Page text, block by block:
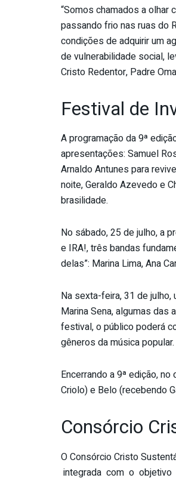
“Somos chamados a
passando frio nas ruas do
condições de adquirir um
de vulnerabilidade social,
Cristo Redentor, Padre
Festival de
A programação da 9ª
apresentações: Samuel
Arnaldo Antunes para
noite, Geraldo Azevedo e
brasilidade.
No sábado, 25 de julho, a
e IRA!, três bandas
delas”: Marina Lima, Ana
Na sexta-feira, 31 de julho,
Marina Sena, algumas das
festival, o público poderá
gêneros da música popular.
Encerrando a 9ª edição,
Criolo) e Belo (recebendo
Consórcio
O Consórcio Cristo
integrada com o